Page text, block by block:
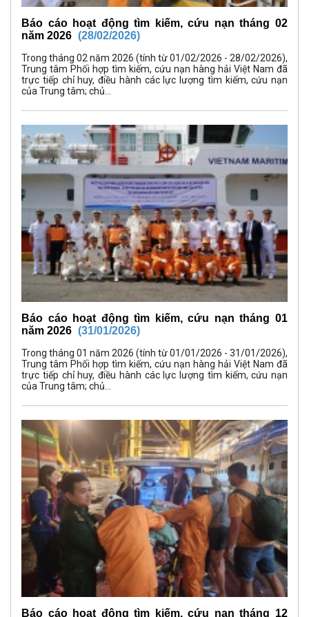
Báo cáo hoạt động tìm kiếm, cứu nạn tháng 02
năm 2026 (28/02/2026)
Trong tháng 02 năm 2026 (tính từ 01/02/2026 - 28/02/2026),
Trung tâm Phối hợp tìm kiếm, cứu nạn hàng hải Việt Nam đã
trực tiếp chỉ huy, điều hành các lực lượng tìm kiếm, cứu nạn
của Trung tâm; chủ...
Báo cáo hoạt động tìm kiếm, cứu nạn tháng 01
năm 2026 (31/01/2026)
Trong tháng 01 năm 2026 (tính từ 01/01/2026 - 31/01/2026),
Trung tâm Phối hợp tìm kiếm, cứu nạn hàng hải Việt Nam đã
trực tiếp chỉ huy, điều hành các lực lượng tìm kiếm, cứu nạn
của Trung tâm; chủ...
Báo cáo hoạt động tìm kiếm, cứu nạn tháng 12